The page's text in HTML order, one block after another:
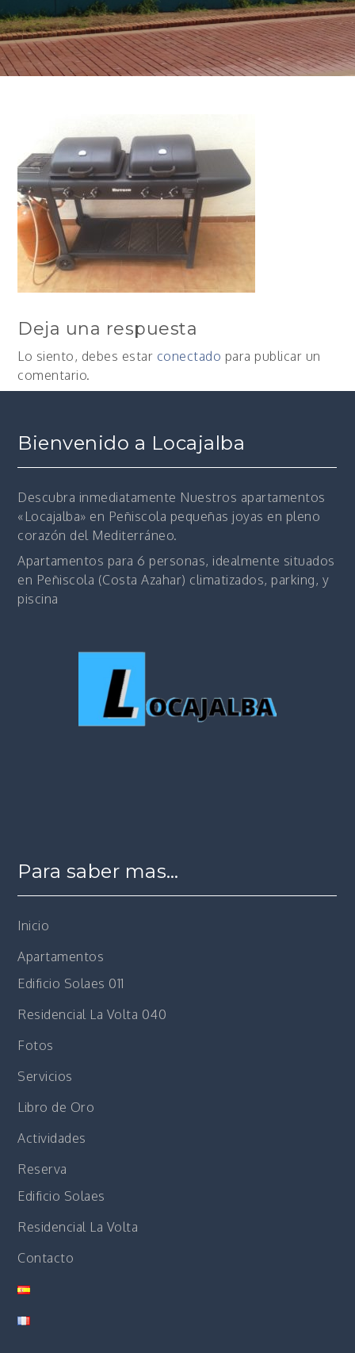
Deja una respuesta
Lo siento, debes estar conectado para publicar un
comentario.
Bienvenido a Locajalba
Descubra inmediatamente Nuestros apartamentos
«Locajalba» en Peñiscola pequeñas joyas en pleno
corazón del Mediterráneo.
Apartamentos para 6 personas, idealmente situados
en Peñiscola (Costa Azahar) climatizados, parking, y
piscina
Para saber mas…
Inicio
Apartamentos
Edificio Solaes 011
Residencial La Volta 040
Fotos
Servicios
Libro de Oro
Actividades
Reserva
Edificio Solaes
Residencial La Volta
Contacto